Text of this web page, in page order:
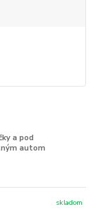
a pod
autom
skladom